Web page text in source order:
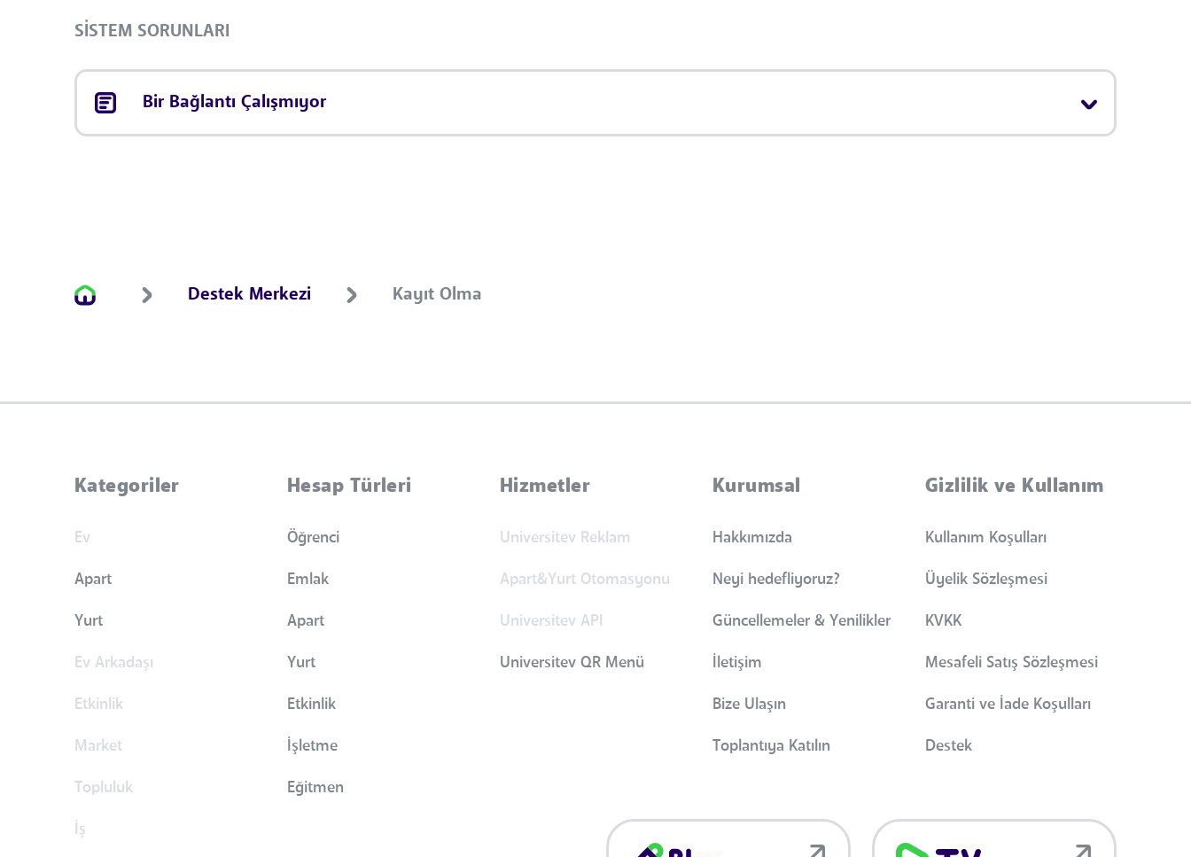
SISTEM SORUNLARI
Bir Bağlantı Çalışmıyor
Destek Merkezi Kayıt Olma
Kategoriler
Ev
Apart
Yurt
Ev Arkadaşı
Etkinlik
Market
Topluluk
İş
Hesap Türleri
Öğrenci
Emlak
Apart
Yurt
Etkinlik
İşletme
Eğitmen
Hizmetler
Universitev Reklam
Apart&Yurt Otomasyonu
Universitev API
Universitev QR Menü
Kurumsal
Hakkımızda
Neyi hedefliyoruz?
Güncellemeler & Yenilikler
İletişim
Bize Ulaşın
Toplantıya Katılın
Gizlilik ve Kullanım
Kullanım Koşulları
Üyelik Sözleşmesi
KVKK
Mesafeli Satış Sözleşmesi
Garanti ve İade Koşulları
Destek